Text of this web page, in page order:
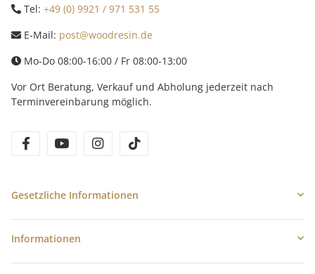
Tel: +49 (0) 9921 / 971 531 55
E-Mail: post@woodresin.de
Mo-Do 08:00-16:00 / Fr 08:00-13:00
Vor Ort Beratung, Verkauf und Abholung jederzeit nach
Terminvereinbarung möglich.
facebookyoutube instagram
Gesetzliche Informationen
Informationen